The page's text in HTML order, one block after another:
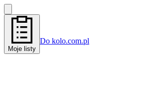
Moje listy
Do kolo.com.pl